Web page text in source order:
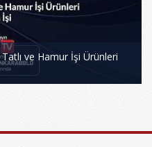
Tatlı ve Hamur İşi Ürünleri